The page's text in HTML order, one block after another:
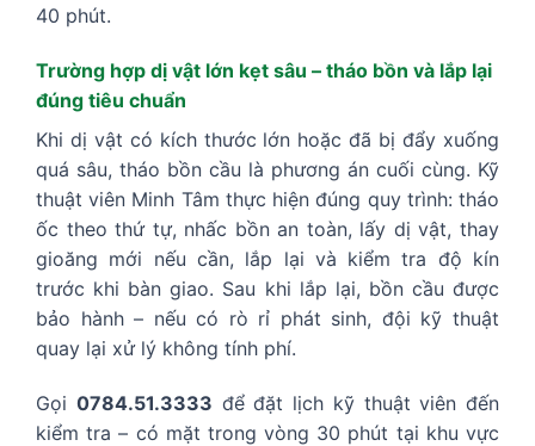
40 phút.
Trường hợp dị vật lớn kẹt sâu – tháo bồn và lắp lại
đúng tiêu chuẩn
Khi dị vật có kích thước lớn hoặc đã bị đẩy xuống
quá sâu, tháo bồn cầu là phương án cuối cùng. Kỹ
thuật viên Minh Tâm thực hiện đúng quy trình: tháo
ốc theo thứ tự, nhấc bồn an toàn, lấy dị vật, thay
gioăng mới nếu cần, lắp lại và kiểm tra độ kín
trước khi bàn giao. Sau khi lắp lại, bồn cầu được
bảo hành – nếu có rò rỉ phát sinh, đội kỹ thuật
quay lại xử lý không tính phí.
Gọi 0784.51.3333 để đặt lịch kỹ thuật viên đến
kiểm tra – có mặt trong vòng 30 phút tại khu vực